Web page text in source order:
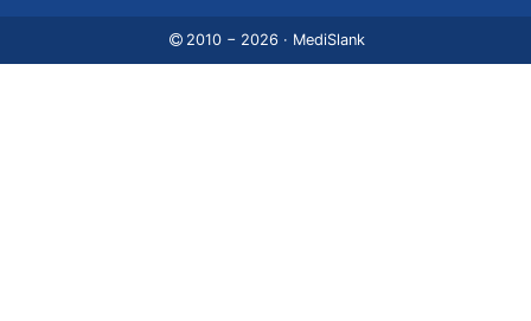
2010 − 2026 · MediSlank